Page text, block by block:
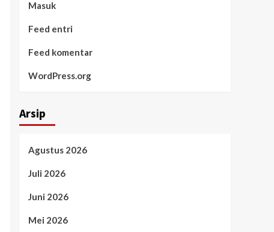
Masuk
Feed entri
Feed komentar
WordPress.org
Arsip
Agustus 2026
Juli 2026
Juni 2026
Mei 2026